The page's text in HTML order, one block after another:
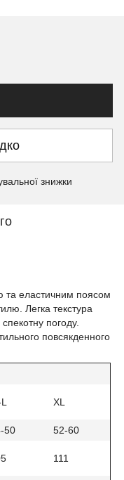
знижки
та еластичним поясом
Легка текстура
погоду.
повсякденного
XL
50
52-60
111